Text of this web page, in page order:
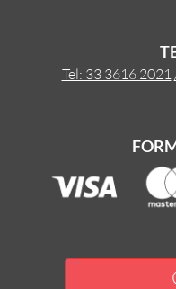
Tel: 33 3616 2021